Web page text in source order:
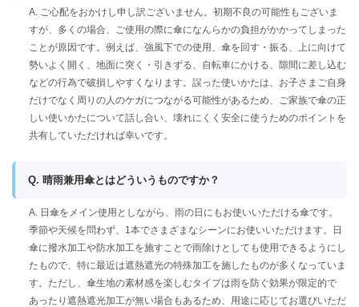
A. ご心配をおかけし申し訳ございません。初期不良の可能性もございま
すが、多くの場合、ご使用の際に傘になんらかの負担がかかってしまった
ことが原因です。例えば、強風下での使用、傘を回す・振る、上に向けて
勢いよく開く、地面に突く・引きずる、自転車にかける、隙間に差し込む
などの行為で破損しやすくなります。誤った使いかたは、お子さまご自身
だけでなく周りの人のケガにつながる可能性があるため、ご家族で傘の正
しい使いかたについて話し合い、壊れにくく安全に使うためのポイントを
共有していただければ幸いです。
Q. 晴雨兼用傘とはどういうものですか？
A. 日傘をメイン使用としながら、雨の日にもお使いいただける傘です。
季節や天候を問わず、1本でさまざまなシーンにお使いいただけます。日
傘に撥水加工や防水加工を施すことで雨除けとしても使用できるようにし
たもので、特に最近は遮熱遮光の特殊加工を施したものが多くなっていま
す。ただし、傘生地の素材感を楽しむタイプは雨を防ぐ効果が限定的で
あったり遮熱遮光加工が無い場合もあるため、用途に応じてお選びいただ